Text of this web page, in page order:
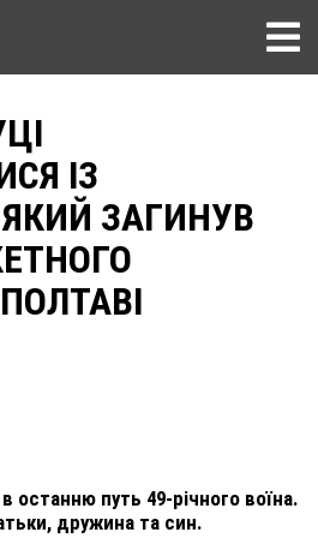
ІЗ
ЗАГИНУВ
останню путь 49-річного воїна.
дружина та син.